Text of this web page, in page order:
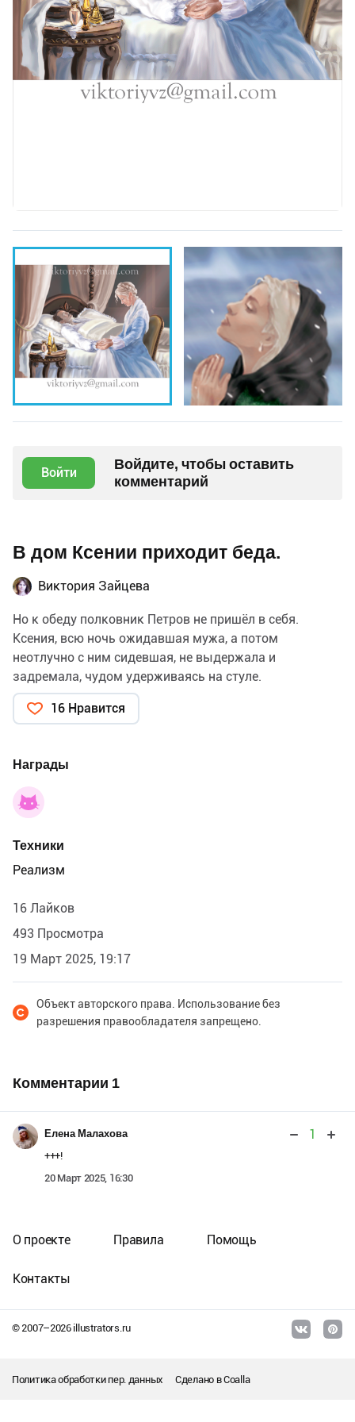
Войти
Войдите, чтобы оставить
комментарий
В дом Ксении приходит беда.
Виктория Зайцева
Но к обеду полковник Петров не пришёл в себя.
Ксения, всю ночь ожидавшая мужа, а потом
неотлучно с ним сидевшая, не выдержала и
задремала, чудом удерживаясь на стуле.
16 Нравится
Награды
Техники
Реализм
16 Лайков
493 Просмотра
19 Март 2025, 19:17
Объект авторского права. Использование без
разрешения правообладателя запрещено.
Комментарии 1
Елена Малахова 1
+++!
20 Март 2025, 16:30
© 2007–2026illustrators.ru
О проекте Правила Помощь
Контакты
Политика обработки пер. данных Сделано вCoalla